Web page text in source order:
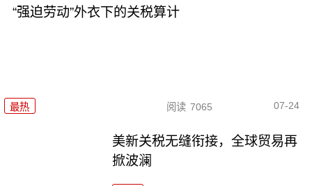
“强迫劳动”外衣下的关税算计
最热 阅读 7065 07-24
美新关税无缝衔接，全球贸易再
掀波澜